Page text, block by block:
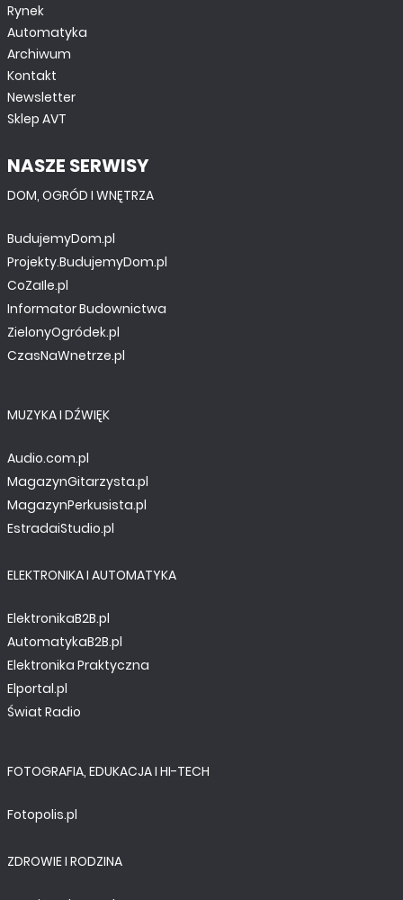
Rynek
Automatyka
Archiwum
Kontakt
Newsletter
Sklep AVT
NASZE SERWISY
DOM, OGRÓD I WNĘTRZA
BudujemyDom.pl
Projekty.BudujemyDom.pl
CoZaIle.pl
Informator Budownictwa
ZielonyOgródek.pl
CzasNaWnetrze.pl
MUZYKA I DŹWIĘK
Audio.com.pl
MagazynGitarzysta.pl
MagazynPerkusista.pl
EstradaiStudio.pl
ELEKTRONIKA I AUTOMATYKA
ElektronikaB2B.pl
AutomatykaB2B.pl
Elektronika Praktyczna
Elportal.pl
Świat Radio
FOTOGRAFIA, EDUKACJA I HI-TECH
Fotopolis.pl
ZDROWIE I RODZINA